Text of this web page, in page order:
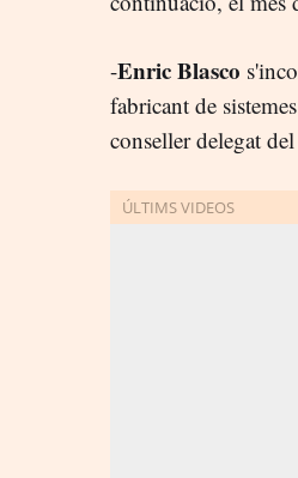
-Enric Blasco
fabricant de
conseller delegat